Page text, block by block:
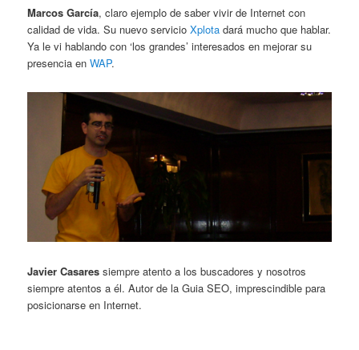
Marcos García, claro ejemplo de saber vivir de Internet con
calidad de vida. Su nuevo servicioXplota dará mucho que hablar.
Ya le vi hablando con ‘los grandes’ interesados en mejorar su
presencia enWAP.
Javier Casares siempre atento a los buscadores y nosotros
siempre atentos a él. Autor de la Guia SEO, imprescindible para
posicionarse en Internet.